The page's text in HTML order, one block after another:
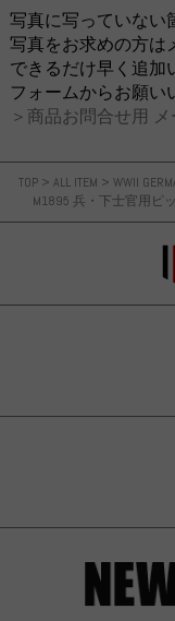
TOP> ALL ITEM > WWII
M1895 兵・下士官用
写真に写っていない
写真をお求めの方は
できるだけ早く追加
フォームからお願い
＞商品お問合せ用